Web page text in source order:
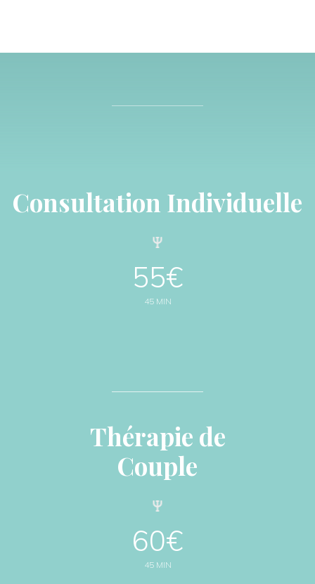
Consultation Individuelle
55€
45 MIN
Thérapie de
Couple
60€
45 MIN